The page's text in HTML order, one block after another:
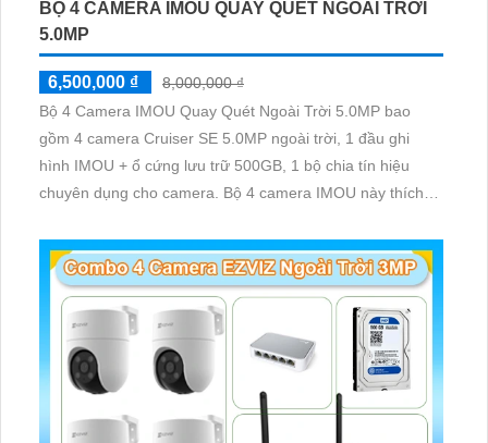
BỘ 4 CAMERA IMOU QUAY QUÉT NGOÀI TRỜI
5.0MP
6,500,000 ₫
8,000,000 ₫
Bộ 4 Camera IMOU Quay Quét Ngoài Trời 5.0MP bao
gồm 4 camera Cruiser SE 5.0MP ngoài trời, 1 đầu ghi
hình IMOU + ổ cứng lưu trữ 500GB, 1 bộ chia tín hiệu
chuyên dụng cho camera. Bộ 4 camera IMOU này thích
cần giám sát ngoài trời